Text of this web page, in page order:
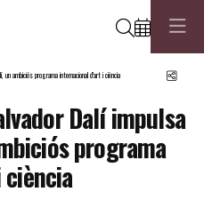
Cerca
un ambiciós programa internacional d’art i ciència
Dalí impulsa
programa